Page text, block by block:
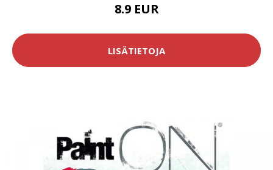
8.9 EUR
LISÄTIETOJA